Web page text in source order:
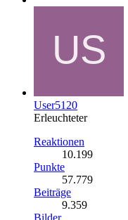
User5120
Erleuchteter
Reaktionen
10.199
Punkte
57.779
Beiträge
9.359
Bilder